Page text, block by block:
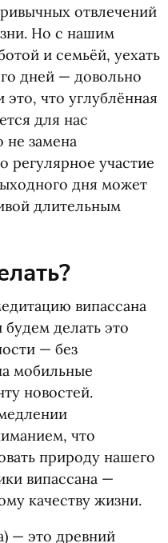
отвлечений
Но с нашим
и семьёй, уехать
дней — довольно
это, что углублённая
для нас
не замена
регулярное участие
дня может
длительным
випассана
делать это
— без
мобильные
новостей.
что
природу нашего
випассана —
качеству жизни.
— это древний